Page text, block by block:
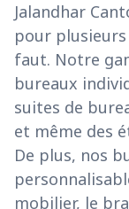
Jalandhar
pour plusieurs
faut. Notre
bureaux
suites de
et même des
De plus, nos
mobilier, le